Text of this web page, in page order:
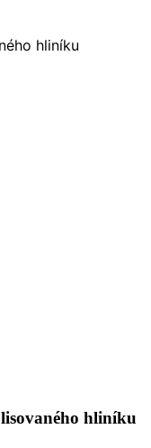
hliníku
hliníku